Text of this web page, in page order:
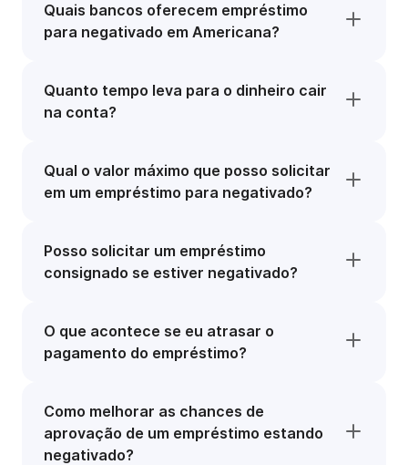
Quais bancos oferecem empréstimo
para negativado em Americana?
Quanto tempo leva para o dinheiro cair
na conta?
Qual o valor máximo que posso solicitar
em um empréstimo para negativado?
Posso solicitar um empréstimo
consignado se estiver negativado?
O que acontece se eu atrasar o
pagamento do empréstimo?
Como melhorar as chances de
aprovação de um empréstimo estando
negativado?